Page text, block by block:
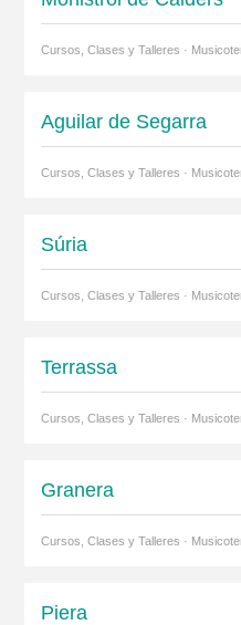
Cursos, Clases y Talleres ·
Aguilar de Segarra
Cursos, Clases y Talleres ·
Súria
Cursos, Clases y Talleres ·
Terrassa
Cursos, Clases y Talleres ·
Granera
Cursos, Clases y Talleres ·
Piera